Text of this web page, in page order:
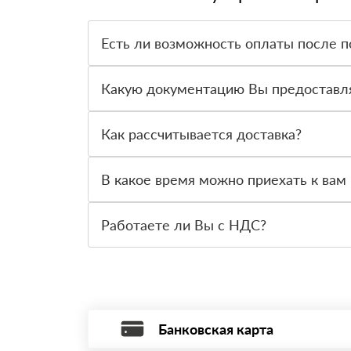
Есть ли возможность оплаты после
вправе от него отказаться.
Какую документацию Вы
Как рассчитывается доставка?
стоимости и сроков доставки, которые
В какое время можно приехать к вам
Работаете ли Вы с НДС?
Банковская карта